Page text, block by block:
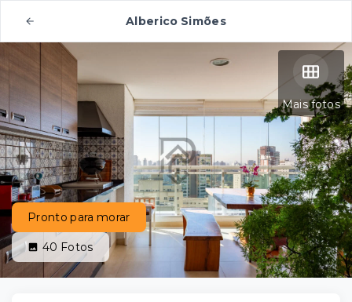
Alberico Simões
Mais fotos
Pronto para morar
40 Fotos